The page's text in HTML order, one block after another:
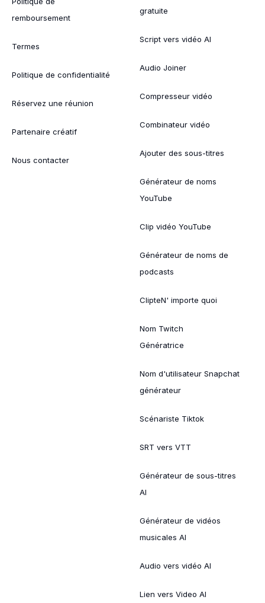
remboursement
Termes
Politique de confidentialité
Réservez une réunion
Partenaire créatif
Nous contacter
gratuite
Script vers vidéo AI
Audio Joiner
Compresseur vidéo
Combinateur vidéo
Ajouter des sous-titres
Générateur de noms
YouTube
Clip vidéo YouTube
Générateur de noms de
podcasts
ClipteN' importe quoi
Nom Twitch
Génératrice
Nom d'utilisateur Snapchat
générateur
Scénariste Tiktok
SRT vers VTT
Générateur de sous-titres
AI
Générateur de vidéos
musicales AI
Audio vers vidéo AI
Lien vers Video AI